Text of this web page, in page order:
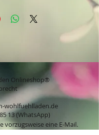
Onlineshop®
wohlfuehlladen.de
13(WhatsApp)
vorzugsweise eine E-Mail.